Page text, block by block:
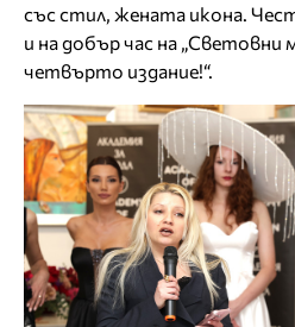
със стил, жената икона.
и на добър час на „Световни
четвърто издание!“.